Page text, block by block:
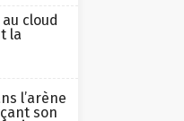
au cloud
la
l’arène
son